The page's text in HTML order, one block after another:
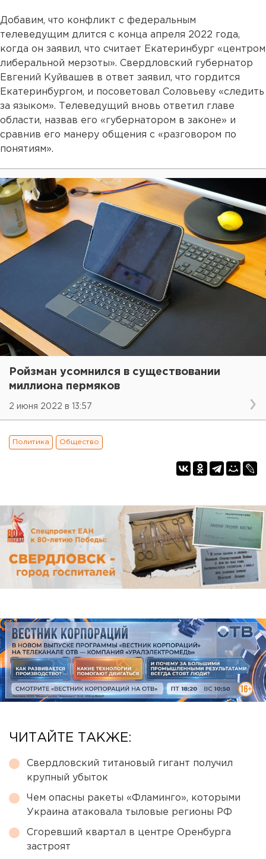
Добавим, что конфликт с федеральным
телеведущим длится с конца апреля 2022 года,
когда он заявил, что считает Екатеринбург «центром
либеральной мерзоты». Свердловский губернатор
Евгений Куйвашев в ответ заявил, что гордится
Екатеринбургом, и посоветовал Соловьеву «следить
за языком». Телеведущий вновь ответил главе
области, назвав его «губернатором в законе» и
сравнив его манеру общения с «разговором по
понятиям».
Ройзман усомнился в существовании
миллиона пермяков
2 июня 2022 в 13:57
Политика Общество
ЧИТАЙТЕ ТАКЖЕ:
Свердловский титановый гигант получил
крупный убыток
Чем опасны ракеты «Фламинго», которыми
Украина атаковала тыловые регионы РФ
Сгоревший квартал в центре Оренбурга
застроят